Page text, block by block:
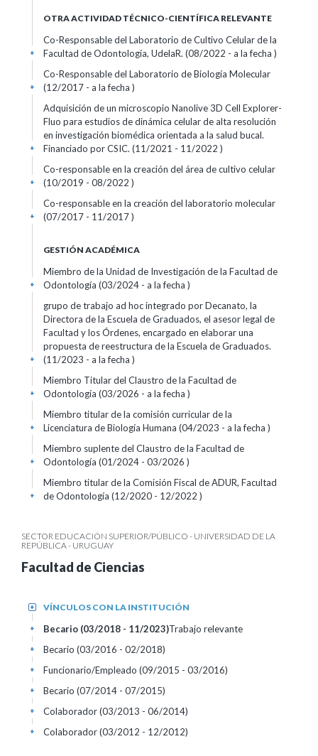
OTRA ACTIVIDAD TÉCNICO-CIENTÍFICA RELEVANTE
Co-Responsable del Laboratorio de Cultivo Celular de la
Facultad de Odontología, UdelaR. (08/2022 - a la fecha )
+
Co-Responsable del Laboratorio de Biología Molecular
(12/2017 - a la fecha )
+
Adquisición de un microscopio Nanolive 3D Cell Explorer-
Fluo para estudios de dinámica celular de alta resolución
en investigación biomédica orientada a la salud bucal.
Financiado por CSIC. (11/2021 - 11/2022 )
+
Co-responsable en la creación del área de cultivo celular
(10/2019 - 08/2022 )
+
Co-responsable en la creación del laboratorio molecular
(07/2017 - 11/2017 )
+
GESTIÓN ACADÉMICA
Miembro de la Unidad de Investigación de la Facultad de
Odontología (03/2024 - a la fecha )
+
grupo de trabajo ad hoc integrado por Decanato, la
Directora de la Escuela de Graduados, el asesor legal de
Facultad y los Órdenes, encargado en elaborar una
propuesta de reestructura de la Escuela de Graduados.
(11/2023 - a la fecha )
+
Miembro Titular del Claustro de la Facultad de
Odontología (03/2026 - a la fecha )
+
Miembro titular de la comisión curricular de la
Licenciatura de Biología Humana (04/2023 - a la fecha )
+
Miembro suplente del Claustro de la Facultad de
Odontología (01/2024 - 03/2026 )
+
Miembro titular de la Comisión Fiscal de ADUR, Facultad
de Odontología (12/2020 - 12/2022 )
+
SECTOR EDUCACIÓN SUPERIOR/PÚBLICO - UNIVERSIDAD DE LA
REPÚBLICA - URUGUAY
Facultad de Ciencias
VÍNCULOS CON LA INSTITUCIÓN
+
Becario (03/2018 - 11/2023)Trabajo relevante
+
Becario (03/2016 - 02/2018)
+
Funcionario/Empleado (09/2015 - 03/2016)
+
Becario (07/2014 - 07/2015)
+
Colaborador (03/2013 - 06/2014)
+
Colaborador (03/2012 - 12/2012)
+